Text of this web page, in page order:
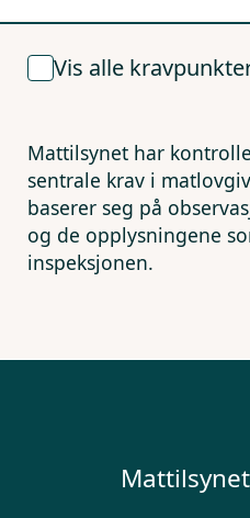
Vis alle
Mattilsynet har
sentrale krav i
baserer seg på
og de opplysningene
inspeksjonen.
Mattilsynet